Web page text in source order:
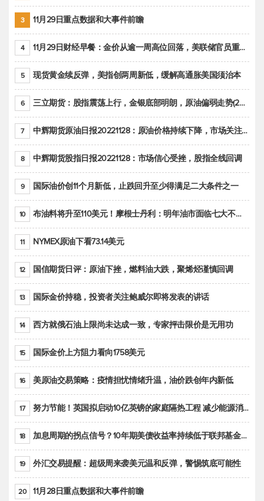
3 11月29日重点数据和大事件前瞻
4 11月29日财经早餐：金价从逾一周高位回落，美联储官员重申鹰派立场推动美元回升
5 现货黄金续反弹，美指创两周新低，缓解高通胀美国须治本
6 三立期货：股指震荡上行，金银底部明朗，原油偏弱走势(20221128收评)
7 中辉期货原油日报20221128：原油价格持续下降，市场关注OPEC+新一轮产能政策
8 中辉期货股指日报20221128：市场信心受挫，股指全线回调
9 国际油价创11个月新低，止跌回升至少得满足二大条件之一
10 布油料将升至110美元！摩根士丹利：明年油市面临七大不确定性
11 NYMEX原油下看73.14美元
12 国信期货日评：原油下挫，燃料油大跌，聚烯烃谨慎回调
13 国际金价持稳，投资者关注鲍威尔即将发表的讲话
14 西方就俄石油上限尚未达成一致，专家抨击限价是无用功
15 国际金价上方阻力看向1758美元
16 美原油交易策略：疫情担忧情绪升温，油价跌创年内新低
17 努力节能！英国拟启动10亿英镑的家庭隔热工程 减少能源消耗
18 加息周期的拐点信号？10年期美债收益率持续低于联邦基金利率目标区间
19 外汇交易提醒：超级周来袭美元温和反弹，警惕筑底可能性
20 11月28日重点数据和大事件前瞻